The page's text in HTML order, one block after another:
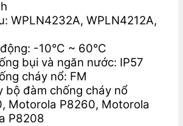
WPLN4232A, WPLN4212A,
-10°C ~ 60°C
bụi và ngăn nước: IP57
cháy nổ: FM
bộ đàm chống cháy nổ
Motorola P8260, Motorola
P8208